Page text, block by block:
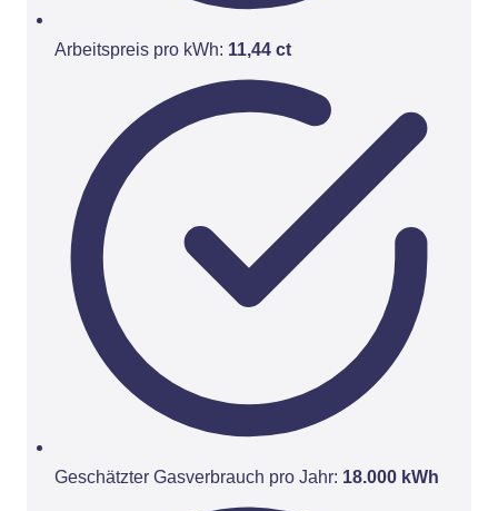
Arbeitspreis pro kWh: 11,44 ct
Geschätzter Gasverbrauch pro Jahr: 18.000 kWh